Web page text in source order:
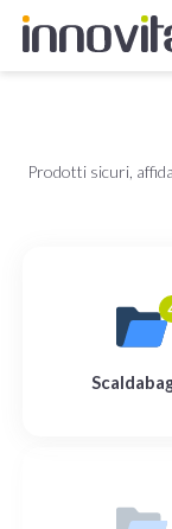
Prodotti sicuri,